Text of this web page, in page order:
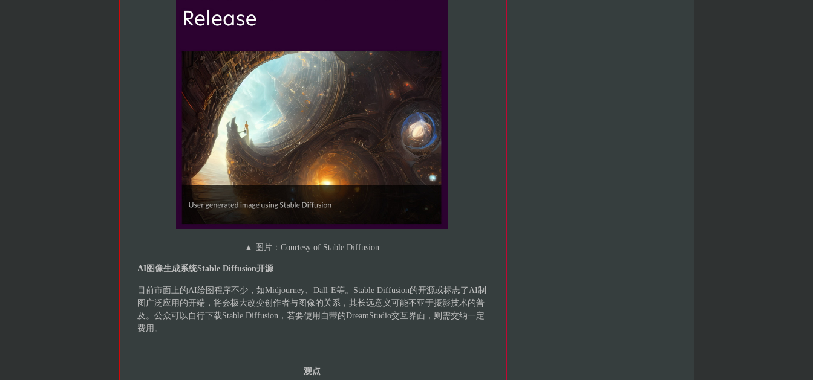
▲ 图片：Courtesy of Stable Diffusion
AI图像生成系统Stable Diffusion开源
目前市面上的AI绘图程序不少，如Midjourney、Dall-E等。Stable Diffusion的开源或标志了AI制
图广泛应用的开端，将会极大改变创作者与图像的关系，其长远意义可能不亚于摄影技术的普
及。公众可以自行下载Stable Diffusion，若要使用自带的DreamStudio交互界面，则需交纳一定
费用。
观点